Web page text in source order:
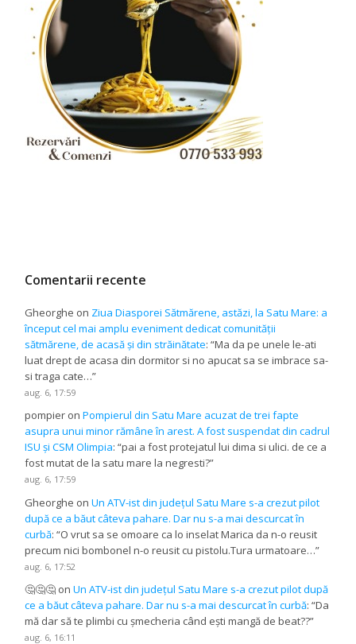
Comentarii recente
Gheorghe on Ziua Diasporei Sătmărene, astăzi, la Satu Mare: a
început cel mai amplu eveniment dedicat comunității
sătmărene, de acasă și din străinătate: “Ma da pe unele le-ati
luat drept de acasa din dormitor si no apucat sa se imbrace sa-
si traga cate…”
aug. 6, 17:59
pompier onPompierul din Satu Mare acuzat de trei fapte
asupra unui minor rămâne în arest. A fost suspendat din cadrul
ISU și CSM Olimpia: “pai a fost protejatul lui dima si ulici. de ce a
fost mutat de la satu mare la negresti?”
aug. 6, 17:59
Gheorghe onUn ATV-ist din județul Satu Mare s-a crezut pilot
după ce a băut câteva pahare. Dar nu s-a mai descurcat în
curbă: “O vrut sa se omoare ca lo inselat Marica da n-o reusit
precum nici bombonel n-o reusit cu pistolu.Tura urmatoare…”
aug. 6, 17:52
🤔🤔🤔 onUn ATV-ist din județul Satu Mare s-a crezut pilot după
ce a băut câteva pahare. Dar nu s-a mai descurcat în curbă: “Da
mă dar să te plimbi cu șmecheria când ești mangă de beat??”
aug. 6, 16:11